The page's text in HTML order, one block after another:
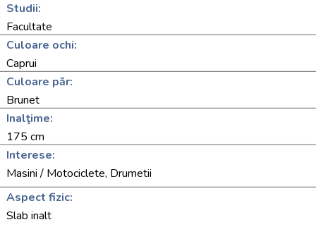
Studii:
Facultate
Culoare ochi:
Caprui
Culoare păr:
Brunet
Inalţime:
175 cm
Interese:
Masini / Motociclete, Drumetii
Aspect fizic:
Slab inalt